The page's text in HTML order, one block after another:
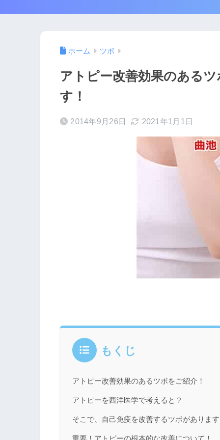
ホーム ツボ
アトピー改善効果のある
す！
2014年9月26日 2021年1月1日
もくじ
アトピー改善効果のあるツボをご紹介！
アトピーを西洋医学で考えると？
そこで、自己免疫を改善するツボがありま